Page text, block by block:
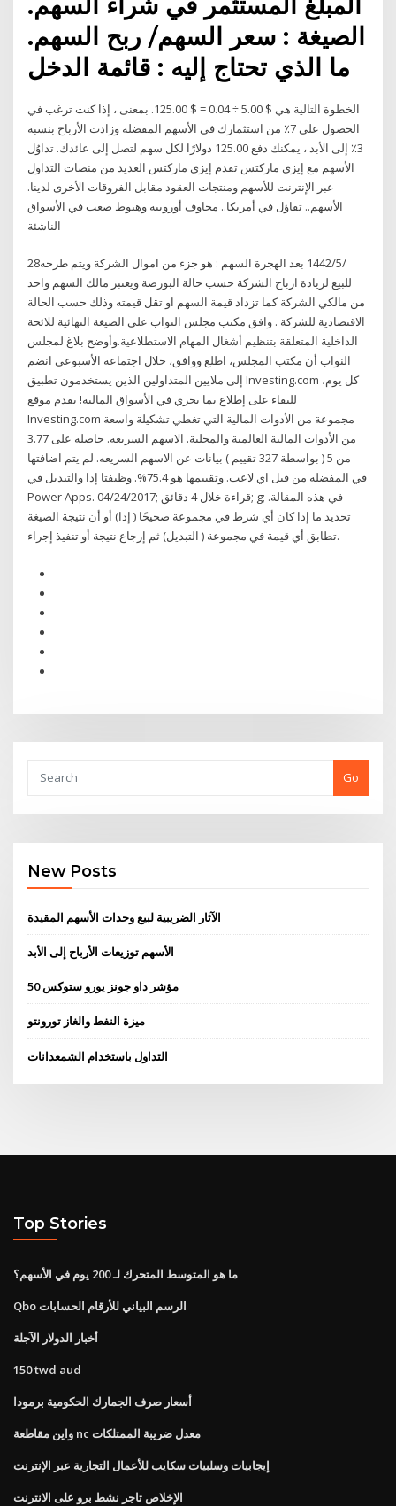
الصيغة : سعر السهم/ ربح السهم.
ما الذي تحتاج إليه : قائمة الدخل
الخطوة التالية هي $ 5.00 ÷ 0.04 = $ 125.00. بمعنى ، إذا كنت ترغب في
الحصول على 7٪ من استثمارك في الأسهم المفضلة وزادت الأرباح بنسبة
3٪ إلى الأبد ، يمكنك دفع 125.00 دولارًا لكل سهم لتصل إلى عائدك. تداوُل
الأسهم مع إيزي ماركتس تقدم إيزي ماركتس العديد من منصات التداول
عبر الإنترنت للأسهم ومنتجات العقود مقابل الفروقات الأخرى لدينا.
الأسهم.. تفاؤل في أمريكا.. مخاوف أوروبية وهبوط صعب في الأسواق
الناشئة
28‏‏/5‏‏/1442 بعد الهجرة السهم : هو جزء من اموال الشركة ويتم طرحه
للبيع لزيادة ارباح الشركة حسب حالة البورصة ويعتبر مالك السهم واحد
من مالكي الشركة كما تزداد قيمة السهم او تقل قيمته وذلك حسب الحالة
الاقتصادية للشركة . وافق مكتب مجلس النواب على الصيغة النهائية للائحة
الداخلية المتعلقة بتنظيم أشغال المهام الاستطلاعية.وأوضح بلاغ لمجلس
النواب أن مكتب المجلس، اطلع ووافق، خلال اجتماعه الأسبوعي انضم
إلى ملايين المتداولين الذين يستخدمون تطبيق Investing.com كل يوم،
للبقاء على إطلاع بما يجري في الأسواق المالية! يقدم موقع
Investing.com مجموعة من الأدوات المالية التي تغطي تشكيلة واسعة
من الأدوات المالية العالمية والمحلية. الاسهم السريعه. حاصله على 3.77
من 5 ( بواسطة 327 تقييم ) بيانات عن الاسهم السريعه. لم يتم اضافتها
في المفضله من قبل اي لاعب. وتقييمها هو 75.4%. وظيفتا إذا والتبديل في
Power Apps. 04/24/2017; قراءة خلال 4 دقائق; g; في هذه المقالة.
تحديد ما إذا كان أي شرط في مجموعة صحيحًا ( إذا) أو أن نتيجة الصيغة
تطابق أي قيمة في مجموعة ( التبديل) ثم إرجاع نتيجة أو تنفيذ إجراء.
Go
New Posts
الآثار الضريبية لبيع وحدات الأسهم المقيدة
الأسهم توزيعات الأرباح إلى الأبد
مؤشر داو جونز يورو ستوكس 50
ميزة النفط والغاز تورونتو
التداول باستخدام الشمعدانات
Top Stories
ما هو المتوسط ​​المتحرك لـ 200 يوم في الأسهم؟
Qbo الرسم البياني للأرقام الحسابات
أخبار الدولار الآجلة
150 twd aud
أسعار صرف الجمارك الحكومية برمودا
واين مقاطعة nc معدل ضريبة الممتلكات
إيجابيات وسلبيات سكايب للأعمال التجارية عبر الإنترنت
الإخلاص تاجر نشط برو على الانترنت